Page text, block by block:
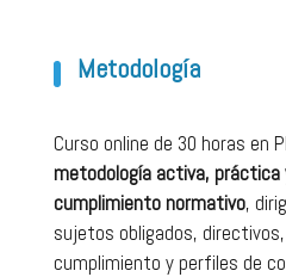
Metodología
Curso online de 30 horas en
metodología activa, práctica
cumplimiento normativo,
sujetos obligados,
cumplimiento y perfiles de